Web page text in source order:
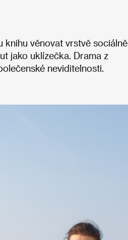
knihu věnovat vrstvě sociálně
jako uklízečka. Drama z
neviditelnosti.